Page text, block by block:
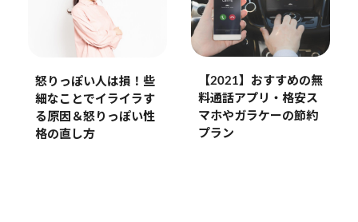
怒りっぽい人は損！些
細なことでイライラす
る原因＆怒りっぽい性
格の直し方
【2021】おすすめの無
料通話アプリ・格安ス
マホやガラケーの節約
プラン